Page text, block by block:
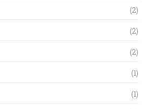
(2)
(2)
(2)
(1)
(1)